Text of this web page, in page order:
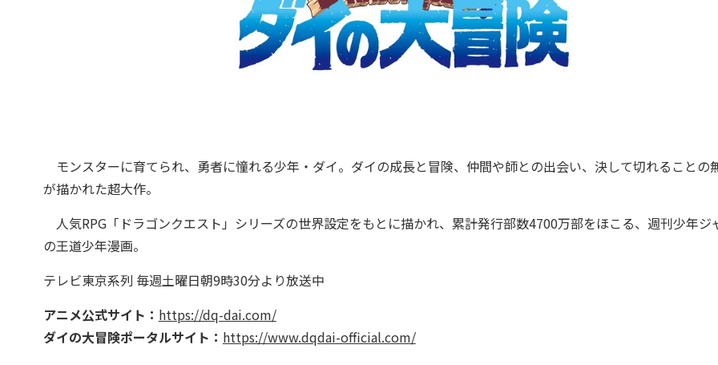
モンスターに育てられ、勇者に憧れる少年・ダイ。ダイの成長と冒険、仲間や師との出会い、決して切れることの
が描かれた超大作。
人気RPG「ドラゴンクエスト」シリーズの世界設定をもとに描かれ、累計発行部数4700万部をほこる、週刊少年ジ
の王道少年漫画。
テレビ東京系列 毎週土曜日朝9時30分より放送中
アニメ公式サイト： https://dq-dai.com/
ダイの大冒険ポータルサイト： https://www.dqdai-official.com/